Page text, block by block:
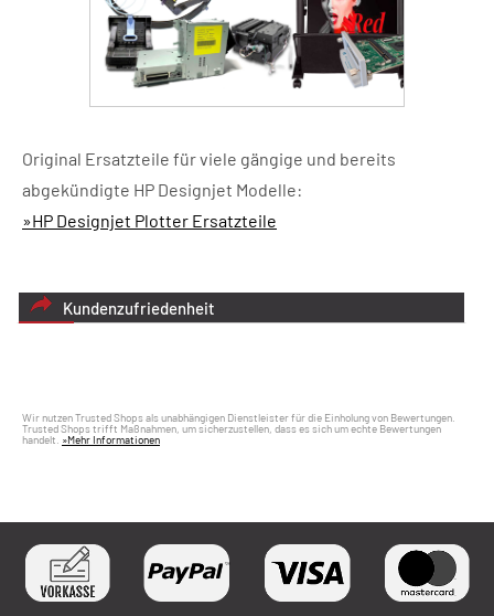
Original Ersatzteile für viele gängige und bereits
abgekündigte HP Designjet Modelle:
»HP Designjet Plotter Ersatzteile
Kundenzufriedenheit
Wir nutzen Trusted Shops als unabhängigen Dienstleister für die Einholung von Bewertungen.
Trusted Shops trifft Maßnahmen, um sicherzustellen, dass es sich um echte Bewertungen
handelt. »Mehr Informationen